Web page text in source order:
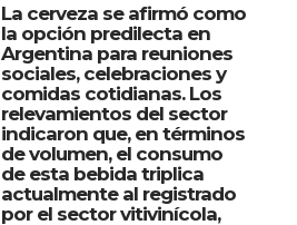
La cerveza se afirmó como
la opción predilecta en
Argentina para reuniones
sociales, celebraciones y
comidas cotidianas. Los
relevamientos del sector
indicaron que, en términos
de volumen, el consumo
de esta bebida triplica
actualmente al registrado
por el sector vitivinícola,